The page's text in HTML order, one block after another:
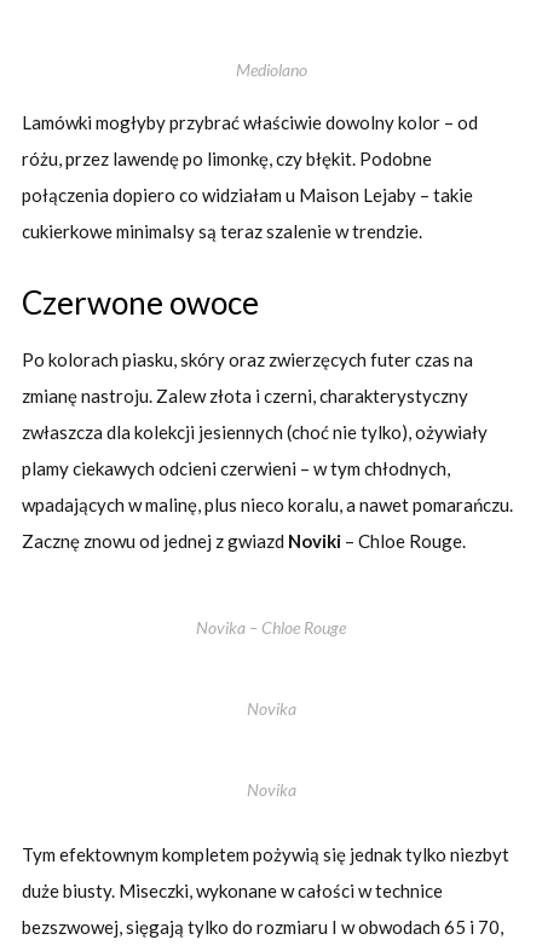
Mediolano
Lamówki mogłyby przybrać właściwie dowolny kolor – od
różu, przez lawendę po limonkę, czy błękit. Podobne
połączenia dopiero co widziałam u Maison Lejaby – takie
cukierkowe minimalsy są teraz szalenie w trendzie.
Czerwone owoce
Po kolorach piasku, skóry oraz zwierzęcych futer czas na
zmianę nastroju. Zalew złota i czerni, charakterystyczny
zwłaszcza dla kolekcji jesiennych (choć nie tylko), ożywiały
plamy ciekawych odcieni czerwieni – w tym chłodnych,
wpadających w malinę, plus nieco koralu, a nawet pomarańczu.
Zacznę znowu od jednej z gwiazd Noviki– Chloe Rouge.
Novika – Chloe Rouge
Novika
Novika
Tym efektownym kompletem pożywią się jednak tylko niezbyt
duże biusty. Miseczki, wykonane w całości w technice
bezszwowej, sięgają tylko do rozmiaru I w obwodach 65 i 70,